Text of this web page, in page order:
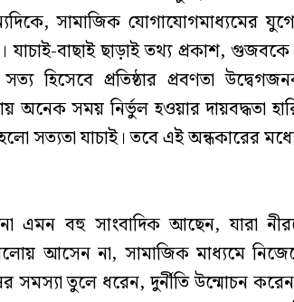
সামাজিক যোগাযোগমাধ্যমের
যাচাই-বাছাই ছাড়াই তথ্য প্রকাশ,
হিসেবে প্রতিষ্ঠার প্রবণতা
অনেক সময় নির্ভুল হওয়ার দায়বদ্ধতা
সত্যতা যাচাই। তবে এই অন্ধকারের
এমন বহু সাংবাদিক আছেন, যারা
আসেন না, সামাজিক মাধ্যমে
সমস্যা তুলে ধরেন, দুর্নীতি উন্মোচন